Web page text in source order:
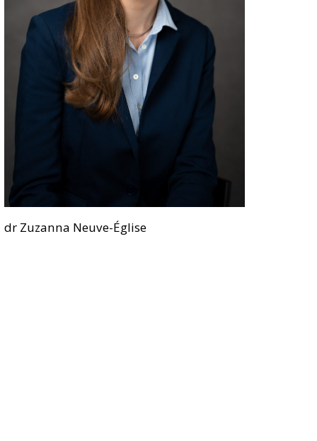
dr Zuzanna Neuve-Église